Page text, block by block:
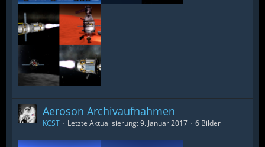
Aeroson Archivaufnahmen
KCST Letzte Aktualisierung:9. Januar 2017 6 Bilder